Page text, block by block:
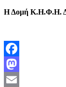
Η Δομή Κ.Η.Φ.Η.
Facebook
Mastodon